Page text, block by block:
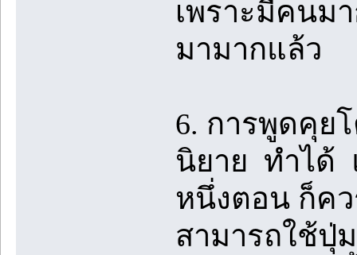
เพราะมีคนม
มามากแล้ว
6. การพูดคุย
นิยาย ทำได้
หนึ่งตอน ก็ค
สามารถใช้ปุ่